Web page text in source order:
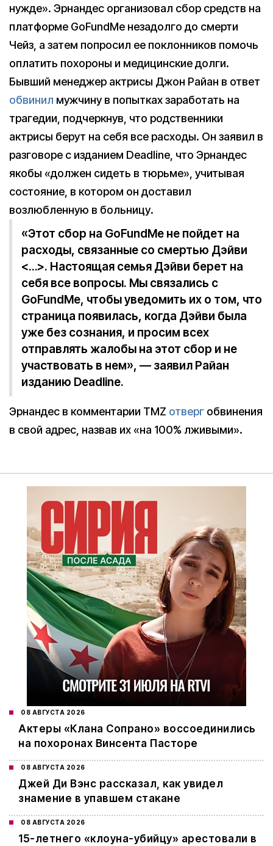
нужде». Эрнандес организовал сбор средств на
платформе GoFundMe незадолго до смерти
Чейз, а затем попросил ее поклонников помочь
оплатить похороны и медицинские долги.
Бывший менеджер актрисы Джон Райан в ответ
обвинил мужчину в попытках заработать на
трагедии, подчеркнув, что родственники
актрисы берут на себя все расходы. Он заявил в
разговоре с изданием Deadline, что Эрнандес
якобы «должен сидеть в тюрьме», учитывая
состояние, в котором он доставил
возлюбленную в больницу.
«Этот сбор на GoFundMe не пойдет на
расходы, связанные со смертью Дэйви
<…>. Настоящая семья Дэйви берет на
себя все вопросы. Мы связались с
GoFundMe, чтобы уведомить их о том, что
страница появилась, когда Дэйви была
уже без сознания, и просим всех
отправлять жалобы на этот сбор и не
участвовать в нем», — заявил Райан
изданию Deadline.
Эрнандес в комментарии TMZ отверг обвинения
в свой адрес, назвав их «на 100% лживыми».
08 АВГУСТА 2026
Актеры «Клана Сопрано» воссоединились
на похоронах Винсента Пасторе
08 АВГУСТА 2026
Джей Ди Вэнс рассказал, как увидел
знамение в упавшем стакане
08 АВГУСТА 2026
15-летнего «клоуна-убийцу» арестовали в